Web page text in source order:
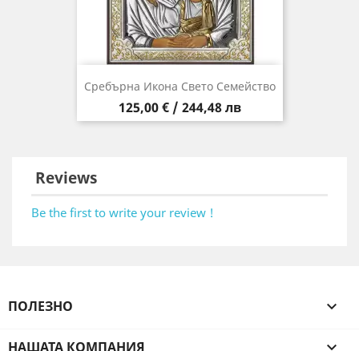
Сребърна Икона Свето Семейство
Цена
125,00 € / 244,48 лв
Reviews
Be the first to write your review !
ПОЛЕЗНО 
НАШАТА КОМПАНИЯ